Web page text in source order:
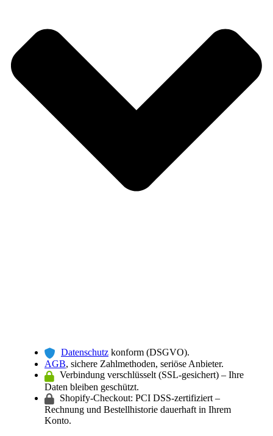
Datenschutz konform (DSGVO).
AGB, sichere Zahlmethoden, seriöse Anbieter.
Verbindung verschlüsselt (SSL-gesichert) – Ihre
Daten bleiben geschützt.
Shopify-Checkout: PCI DSS-zertifiziert –
Rechnung und Bestellhistorie dauerhaft in Ihrem
Konto.